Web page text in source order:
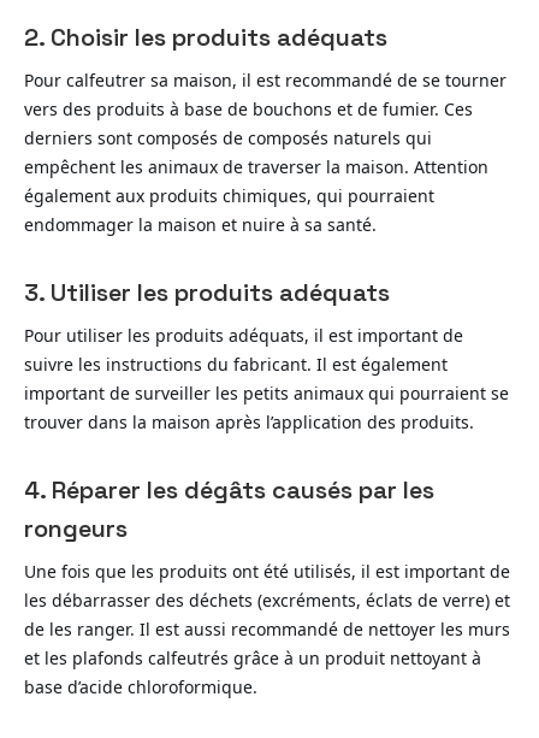
2. Choisir les produits adéquats
Pour calfeutrer sa maison, il est recommandé de se tourner
vers des produits à base de bouchons et de fumier. Ces
derniers sont composés de composés naturels qui
empêchent les animaux de traverser la maison. Attention
également aux produits chimiques, qui pourraient
endommager la maison et nuire à sa santé.
3. Utiliser les produits adéquats
Pour utiliser les produits adéquats, il est important de
suivre les instructions du fabricant. Il est également
important de surveiller les petits animaux qui pourraient se
trouver dans la maison après l’application des produits.
4. Réparer les dégâts causés par les
rongeurs
Une fois que les produits ont été utilisés, il est important de
les débarrasser des déchets (excréments, éclats de verre) et
de les ranger. Il est aussi recommandé de nettoyer les murs
et les plafonds calfeutrés grâce à un produit nettoyant à
base d’acide chloroformique.